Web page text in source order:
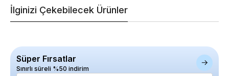
İlginizi Çekebilecek Ürünler
Süper Fırsatlar
Sınırlı süreli %50 indirim